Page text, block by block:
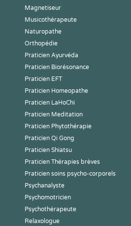
Magnetiseur
Musicothérapeute
Naturopathe
Orthopédie
Praticien Ayurvéda
Praticien Biorésonance
Praticien EFT
Praticien Homeopathe
Praticien LaHoChi
Praticien Meditation
Praticien Phytothérapie
Praticien Qi Gong
Praticien Shiatsu
Praticien Thérapies brèves
Praticien soins psycho-corporels
Psychanalyste
Psychomotricien
Psychothérapeute
Relaxologue